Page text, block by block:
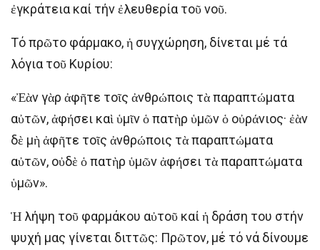
ἐγκράτεια καί τήν ἐλευθερία τοῦ νοῦ.
Τό πρῶτο φάρμακο, ἡ συγχώρηση, δίνεται μέ τά
λόγια τοῦ Κυρίου:
«Ἐὰν γὰρ ἀφῆτε τοῖς ἀνθρώποις τὰ παραπτώματα
αὐτῶν, ἀφήσει καὶ ὑμῖν ὁ πατὴρ ὑμῶν ὁ οὐράνιος· ἐὰν
δὲ μὴ ἀφῆτε τοῖς ἀνθρώποις τὰ παραπτώματα
αὐτῶν, οὐδὲ ὁ πατὴρ ὑμῶν ἀφήσει τὰ παραπτώματα
ὑμῶν».
Ἡ λήψη τοῦ φαρμάκου αὐτοῦ καί ἡ δράση του στήν
ψυχή μας γίνεται διττῶς: Πρῶτον, μέ τό νά δίνουμε